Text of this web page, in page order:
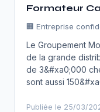
Formateur
🏢 Entreprise
Le Groupement
de la grande
de 3&#xa0;000
sont aussi
Publiée le 25/03/